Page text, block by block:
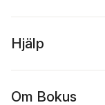
Hjälp
Om Bokus